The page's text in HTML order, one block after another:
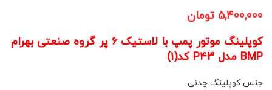
۵,۴۰۰,۰۰۰ تومان
کوپلینگ موتور پمپ با لاستیک 6 پر گروه صنعتی بهرام
BMP مدل P43 کد(1)
جنس کوپلینگ چدنی